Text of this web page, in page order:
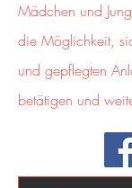
Mädchen und
die Möglichkeit,
und gepflegten
betätigen und